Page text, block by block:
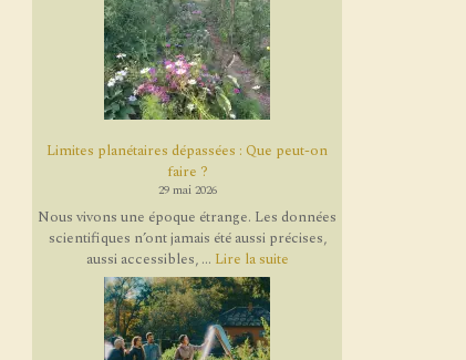
Limites planétaires dépassées : Que peut-on
faire ?
29 mai 2026
Nous vivons une époque étrange. Les données
scientifiques n’ont jamais été aussi précises,
aussi accessibles, ... Lire la suite